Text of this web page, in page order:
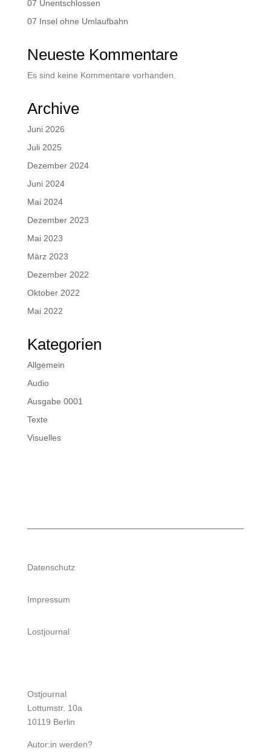
07 Unentschlossen
07 Insel ohne Umlaufbahn
Neueste Kommentare
Es sind keine Kommentare vorhanden.
Archive
Juni 2026
Juli 2025
Dezember 2024
Juni 2024
Mai 2024
Dezember 2023
Mai 2023
März 2023
Dezember 2022
Oktober 2022
Mai 2022
Kategorien
Allgemein
Audio
Ausgabe 0001
Texte
Visuelles
Datenschutz
Impressum
Lostjournal
Ostjournal
Lottumstr. 10a
10119 Berlin
Autor:in werden?